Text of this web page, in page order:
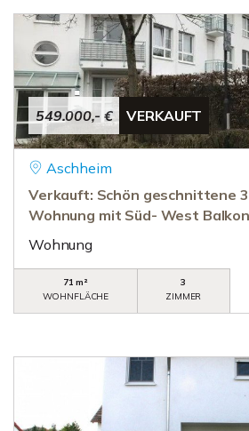
549.000,- € VERKAUFT
Aschheim
Verkauft: Schön geschnittene
Wohnung mit Süd- West Balkon
Wohnung
71 m²
WOHNFLÄCHE
3
ZIMMER